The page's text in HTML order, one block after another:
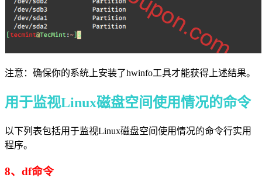
注意：确保你的系统上安装了hwinfo工具才能获得上述结果。
用于监视Linux磁盘空间使用情况的命令
以下列表包括用于监视Linux磁盘空间使用情况的命令行实用
程序。
8、df命令